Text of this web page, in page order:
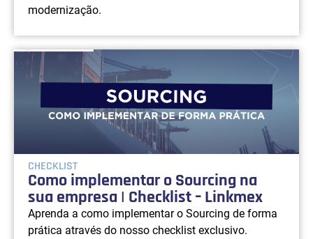
modernização.
CHECKLIST
Como implementar o Sourcing na
sua empresa | Checklist – Linkmex
Aprenda a como implementar o Sourcing de forma
prática através do nosso checklist exclusivo.